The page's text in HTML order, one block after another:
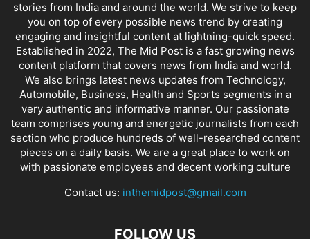
stories from India and around the world. We strive to keep
you on top of every possible news trend by creating
engaging and insightful content at lightning-quick speed.
Established in 2022, The Mid Post is a fast growing news
content platform that covers news from India and world.
We also brings latest news updates from Technology,
Automobile, Business, Health and Sports segments in a
very authentic and informative manner. Our passionate
team comprises young and energetic journalists from each
section who produce hundreds of well-researched content
pieces on a daily basis. We are a great place to work on
with passionate employees and decent working culture
Contact us: inthemidpost@gmail.com
FOLLOW US